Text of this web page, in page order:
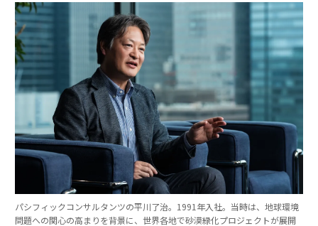
パシフィックコンサルタンツの平川了治。1991年入社。当時は、地球環境
問題への関心の高まりを背景に、世界各地で砂漠緑化プロジェクトが展開